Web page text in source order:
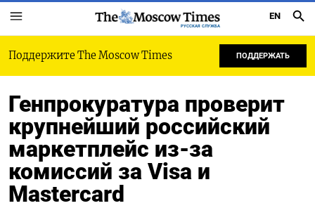
РУССКАЯ СЛУЖБА
EN
Поддержите The Moscow Times ПОДДЕРЖАТЬ
Генпрокуратура проверит
крупнейший российский
маркетплейс из-за
комиссий за Visa и
Mastercard